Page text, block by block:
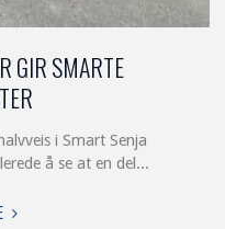
GIR SMARTE
i Smart Senja
å se at en del...
"SMARTE